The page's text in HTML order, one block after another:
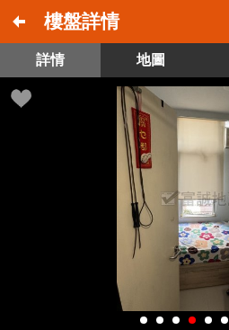
樓盤詳情
詳情 地圖